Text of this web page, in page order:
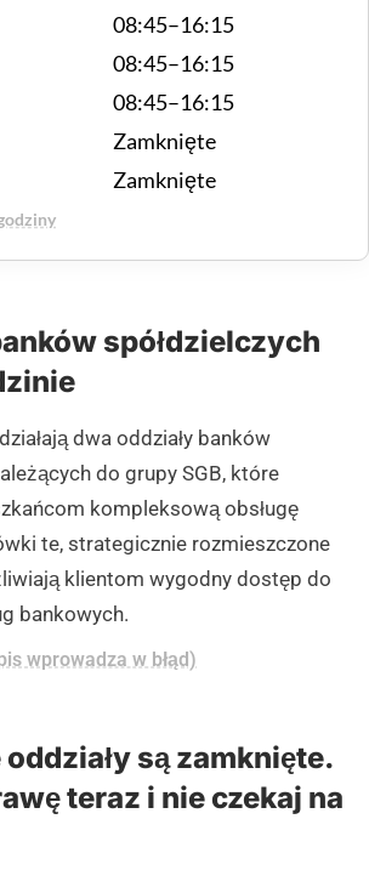
08:45–16:15
08:45–16:15
08:45–16:15
Zamknięte
Zamknięte
spółdzielczych
dwa oddziały banków
do grupy SGB, które
kompleksową obsługę
te, strategicznie rozmieszczone
klientom wygodny dostęp do
bankowych.
wprowadza w błąd)
są zamknięte.
teraz i nie czekaj na